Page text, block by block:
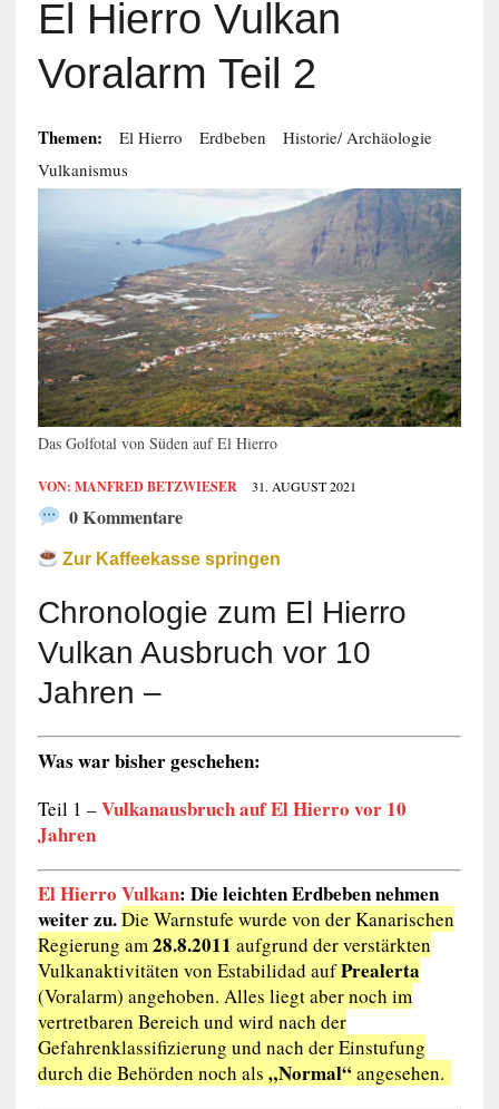
El Hierro Vulkan
Voralarm Teil 2
Themen: El Hierro Erdbeben
Historie/ Archäologie
Vulkanismus
Das Golfotal von Süden auf El Hierro
VON: MANFRED BETZWIESER 31. AUGUST 2021
0 Kommentare
Zur Kaffeekasse springen
Chronologie zum El Hierro
Vulkan Ausbruch vor 10
Jahren –
Was war bisher geschehen:
Teil 1 –Vulkanausbruch auf El Hierro vor 10
Jahren
El Hierro Vulkan: Die leichten Erdbeben nehmen
weiter zu.Die Warnstufe wurde von der Kanarischen
Regierung am28.8.2011 aufgrund der verstärkten
Vulkanaktivitäten von Estabilidad aufPrealerta
(Voralarm) angehoben. Alles liegt aber noch im
vertretbaren Bereich und wird nach der
Gefahrenklassifizierung und nach der Einstufung
durch die Behörden noch als „Normal“angesehen.